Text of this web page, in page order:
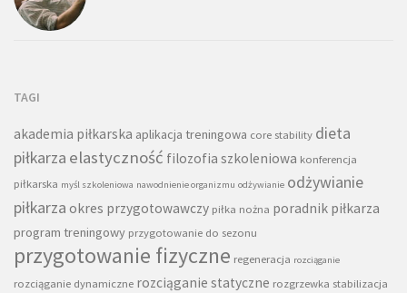
TAGI
akademia piłkarska aplikacja treningowa core stability dieta
piłkarza elastyczność filozofia szkoleniowa konferencja
piłkarska myśl szkoleniowa nawodnienie organizmu odżywianie odżywianie
piłkarza okres przygotowawczy piłka nożna poradnik piłkarza
program treningowy przygotowanie do sezonu
przygotowanie fizyczne regeneracja rozciąganie
rozciąganie dynamiczne rozciąganie statyczne rozgrzewka stabilizacja